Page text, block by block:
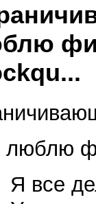
Я все